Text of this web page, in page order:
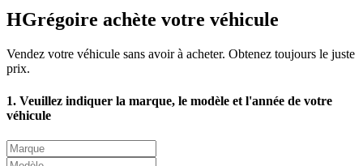
HGrégoire achète votre véhicule
Vendez votre véhicule sans avoir à acheter. Obtenez toujours le juste
prix.
1. Veuillez indiquer la marque, le modèle et l'année de votre
véhicule